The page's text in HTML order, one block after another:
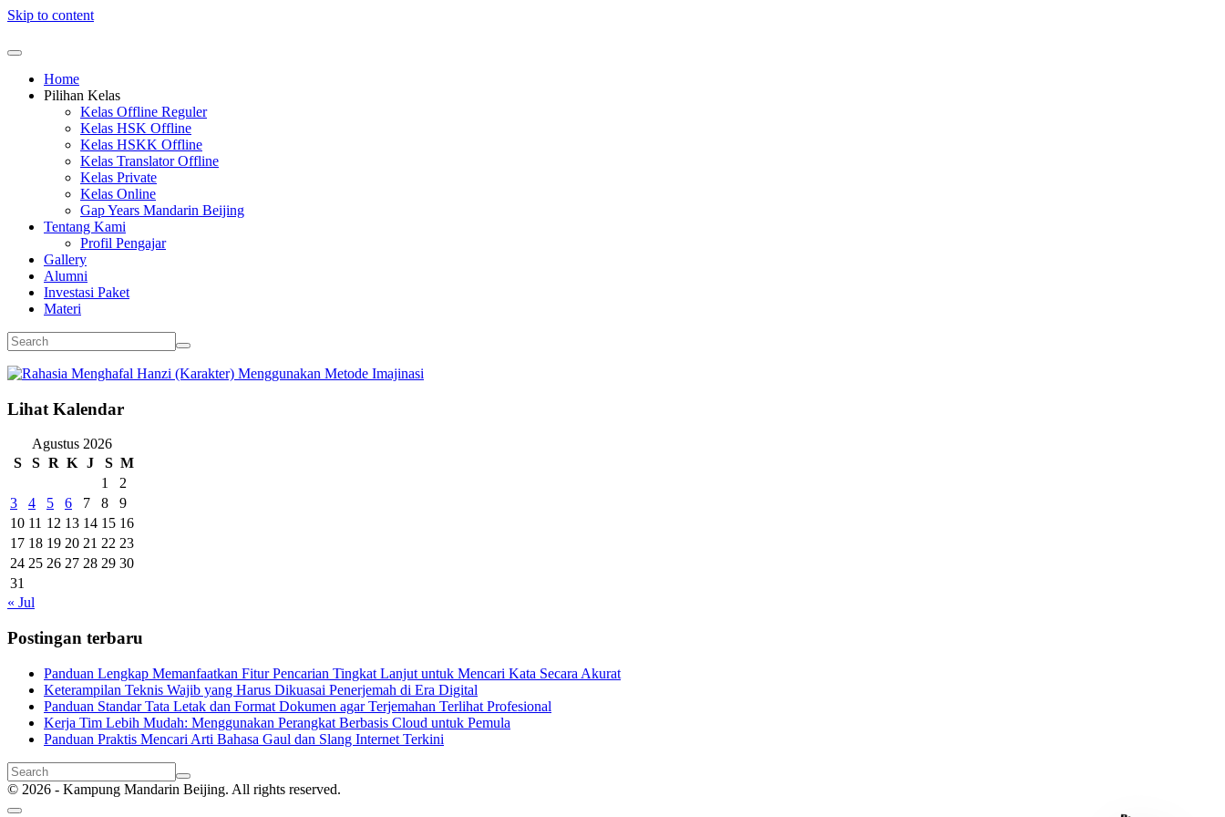
Skip to content
Home
Pilihan Kelas
Kelas Offline Reguler
Kelas HSK Offline
Kelas HSKK Offline
Kelas Translator Offline
Kelas Private
Kelas Online
Gap Years Mandarin Beijing
Tentang Kami
Profil Pengajar
Gallery
Alumni
Investasi Paket
Materi
Lihat Kalendar
Agustus 2026
S
S R K J S M
1
2
3
4 5 6 7 8
9
10 11 12 13 14 15 16
17 18 19 20 21 22 23
24 25 26 27 28 29 30
31
« Jul
Postingan terbaru
Panduan Lengkap Memanfaatkan Fitur Pencarian Tingkat Lanjut untuk Mencari Kata Secara Akurat
Keterampilan Teknis Wajib yang Harus Dikuasai Penerjemah di Era Digital
Panduan Standar Tata Letak dan Format Dokumen agar Terjemahan Terlihat Profesional
Kerja Tim Lebih Mudah: Menggunakan Perangkat Berbasis Cloud untuk Pemula
Panduan Praktis Mencari Arti Bahasa Gaul dan Slang Internet Terkini
© 2026 - Kampung Mandarin Beijing. All rights reserved.